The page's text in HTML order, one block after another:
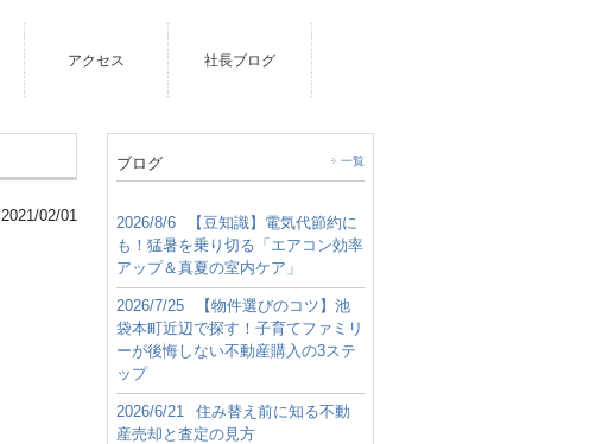
アクセス 社長ブログ
2021/02/01
ブログ 一覧
2026/8/6
【豆知識】電気代節約に
も！猛暑を乗り切る「エアコン効率
アップ＆真夏の室内ケア」
2026/7/25
【物件選びのコツ】池
袋本町近辺で探す！子育てファミリ
ーが後悔しない不動産購入の3ステ
ップ
2026/6/21
住み替え前に知る不動
産売却と査定の見方